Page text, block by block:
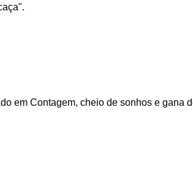
em Contagem, cheio de sonhos e gana